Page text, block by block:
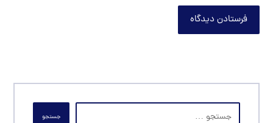
فرستادن دیدگاه
جستجو